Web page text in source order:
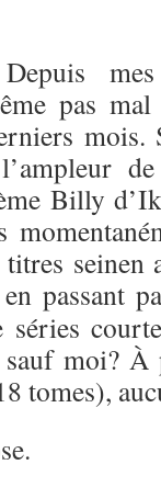
pas
Billy
seinen
passant
sauf moi?
tomes),